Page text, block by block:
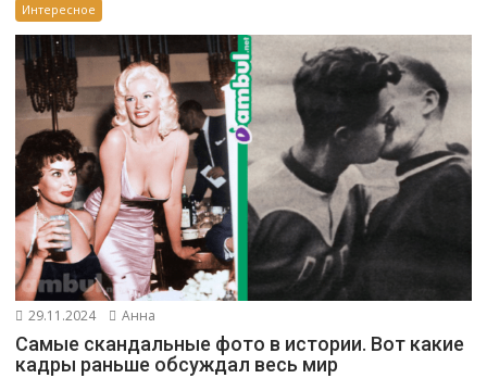
Интересное
29.11.2024 Анна
Самые скандальные фото в истории. Вот какие
кадры раньше обсуждал весь мир